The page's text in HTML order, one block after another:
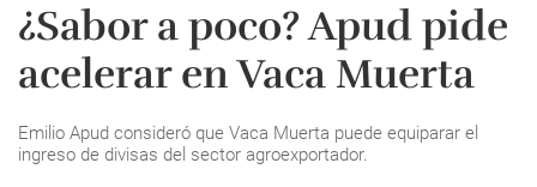
¿Sabor a poco? Apud pide
acelerar en Vaca Muerta
Emilio Apud consideró que Vaca Muerta puede equiparar el
ingreso de divisas del sector agroexportador.